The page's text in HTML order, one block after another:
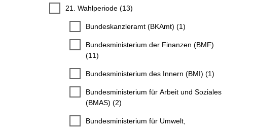
21. Wahlperiode (13)
Bundeskanzleramt (BKAmt) (1)
Bundesministerium der Finanzen (BMF)
(11)
Bundesministerium des Innern (BMI) (1)
Bundesministerium für Arbeit und Soziales
(BMAS) (2)
Bundesministerium für Umwelt,